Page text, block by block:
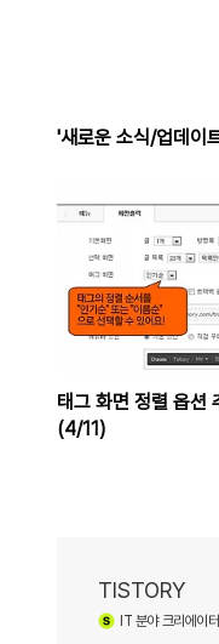
'새로운 소식/업데이
태그 화면 정렬 옵션
(4/11)
TISTORY
IT 분야 크리에이터